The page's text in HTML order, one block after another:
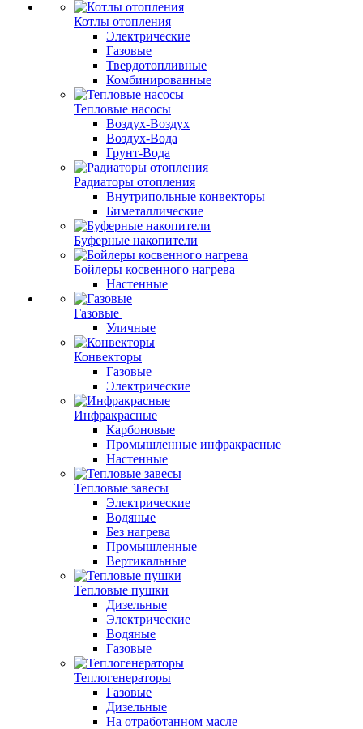
Котлы отопления
Электрические
Газовые
Твердотопливные
Комбинированные
Тепловые насосы
Воздух-Воздух
Воздух-Вода
Грунт-Вода
Радиаторы отопления
Внутрипольные конвекторы
Биметаллические
Буферные накопители
Бойлеры косвенного нагрева
Настенные
Газовые
Уличные
Конвекторы
Газовые
Электрические
Инфракрасные
Карбоновые
Промышленные инфракрасные
Настенные
Тепловые завесы
Электрические
Водяные
Без нагрева
Промышленные
Вертикальные
Тепловые пушки
Дизельные
Электрические
Водяные
Газовые
Теплогенераторы
Газовые
Дизельные
На отработанном масле